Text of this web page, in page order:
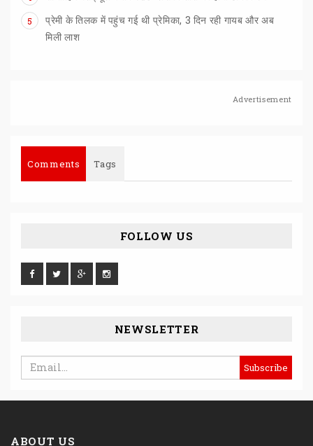
5
प्रेमी के तिलक में पहुंच गई थी प्रेमिका, 3 दिन रही गायब और अब
मिली लाश
Advertisement
Comments Tags
FOLLOW US
NEWSLETTER
ABOUT US